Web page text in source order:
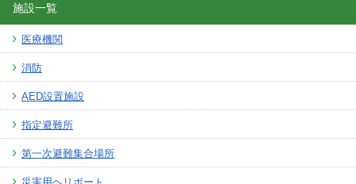
施設一覧
医療機関
消防
AED設置施設
指定避難所
第一次避難集合場所